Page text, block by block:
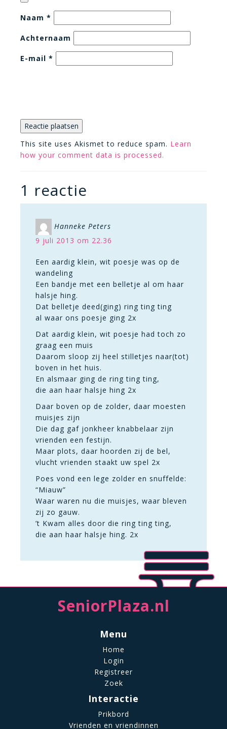
Naam *
Achternaam
E-mail *
This site uses Akismet to reduce spam. Learn
how your comment data is processed.
1 reactie
Hanneke Peters
9 juli 2013 om 22.36
Een aardig klein, wit poesje was op de
wandeling
Een bandje met een belletje al om haar
halsje hing.
Dat belletje deed(ging) ring ting ting
al waar ons poesje ging 2x
Dat aardig klein, wit poesje had toch zo
graag een muis
Daarom sloop zij heel stilletjes naar(tot)
boven in het huis.
En alsmaar ging de ring ting ting,
die aan haar halsje hing 2x
Daar boven op de zolder, daar moesten
muisjes zijn
Die dag gaf jonkheer knabbelaar zijn
vrienden een festijn.
Maar plots, daar hoorden zij de bel,
vlucht vrienden staakt uw spel 2x
Poes vond een lege zolder en snuffelde:
“Miauw”
Waar waren nu die muisjes, waar bleven
zij zo gauw.
’t Kwam alles door die ring ting ting,
die aan haar halsje hing. 2x
SeniorPlaza.nl
Menu
Home
Login
Registreer
Zoek
Interactie
Prikbord
Vrienden en vriendinnen